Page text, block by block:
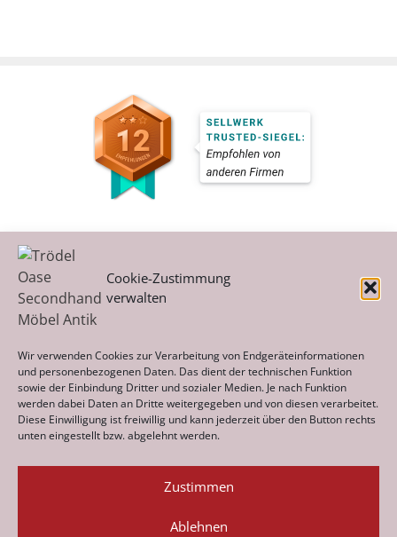
Cookie-Zustimmung
verwalten
Wir verwenden Cookies zur Verarbeitung von Endgeräteinformationen
und personenbezogenen Daten. Das dient der technischen Funktion
sowie der Einbindung Dritter und sozialer Medien. Je nach Funktion
werden dabei Daten an Dritte weitergegeben und von diesen verarbeitet.
Diese Einwilligung ist freiwillig und kann jederzeit über den Button rechts
unten eingestellt bzw. abgelehnt werden.
Zustimmen
Ablehnen
Archiv
Impressum Cookie-Richtlinie (EU)